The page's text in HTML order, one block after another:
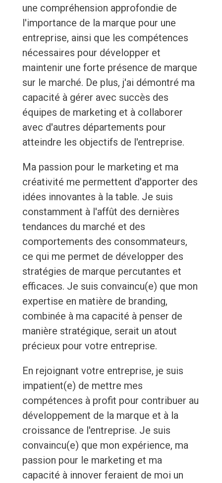
une compréhension approfondie de
l'importance de la marque pour une
entreprise, ainsi que les compétences
nécessaires pour développer et
maintenir une forte présence de marque
sur le marché. De plus, j'ai démontré ma
capacité à gérer avec succès des
équipes de marketing et à collaborer
avec d'autres départements pour
atteindre les objectifs de l'entreprise.
Ma passion pour le marketing et ma
créativité me permettent d'apporter des
idées innovantes à la table. Je suis
constamment à l'affût des dernières
tendances du marché et des
comportements des consommateurs,
ce qui me permet de développer des
stratégies de marque percutantes et
efficaces. Je suis convaincu(e) que mon
expertise en matière de branding,
combinée à ma capacité à penser de
manière stratégique, serait un atout
précieux pour votre entreprise.
En rejoignant votre entreprise, je suis
impatient(e) de mettre mes
compétences à profit pour contribuer au
développement de la marque et à la
croissance de l'entreprise. Je suis
convaincu(e) que mon expérience, ma
passion pour le marketing et ma
capacité à innover feraient de moi un